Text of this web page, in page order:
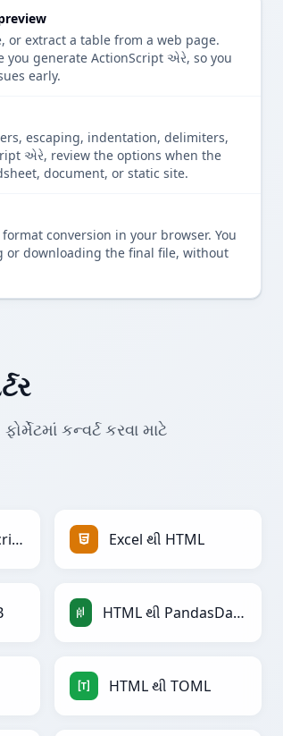
or extract a table from a web page.
you generate ActionScript એરે, so you
early.
escaping, indentation, delimiters,
એરે, review the options when the
document, or static site.
conversion in your browser. You
or downloading the final file, without
કન્વર્ટ કરવા માટે
Excel થી ActionScript Excel થી HTML
HTML થી PandasDataFrame
HTML થી TOML